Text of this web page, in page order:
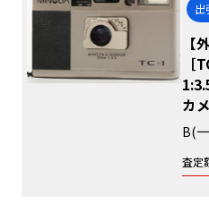
出
【
［
カ
B(
査定